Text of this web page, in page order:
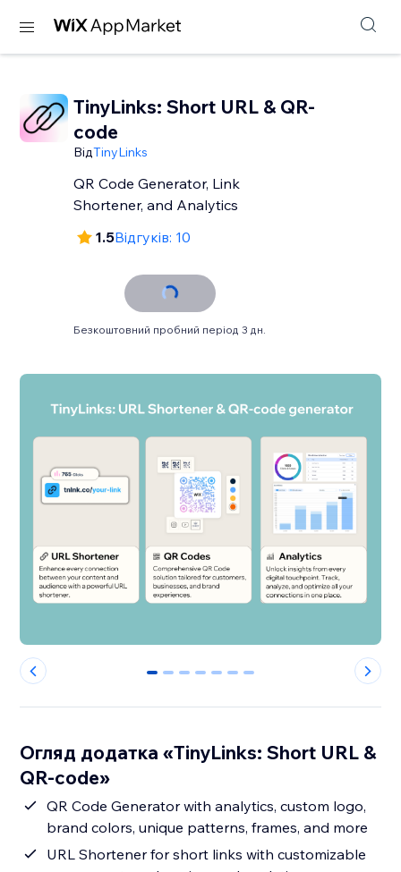
TinyLinks: Short URL & QR-
code
ВідTinyLinks
QR Code Generator, Link
Shortener, and Analytics
1.5Відгуків: 10
Безкоштовний пробний період 3 дн.
0 1 2 3 4 5 6
Огляд додатка «TinyLinks: Short URL &
QR-code»
QR Code Generator with analytics, custom logo,
brand colors, unique patterns, frames, and more
URL Shortener for short links with customizable